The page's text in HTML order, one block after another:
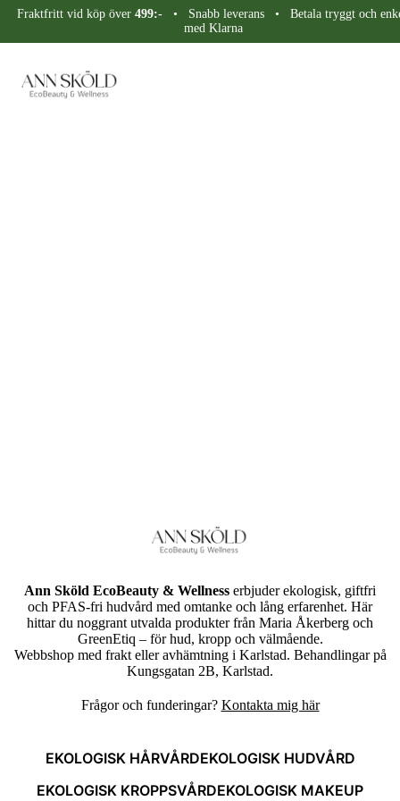
Fraktfritt vid köp över 499:-• Snabb leverans • Betala tryggt och
med Klarna
Ann Sköld EcoBeauty & Wellness erbjuder ekologisk, giftfri
och PFAS-fri hudvård med omtanke och lång erfarenhet. Här
hittar du noggrant utvalda produkter från Maria Åkerberg och
GreenEtiq – för hud, kropp och välmående.
Webbshop med frakt eller avhämtning i Karlstad. Behandlingar på
Kungsgatan 2B, Karlstad.
Frågor och funderingar? Kontakta mig här
EKOLOGISK HÅRVÅRDEKOLOGISK HUDVÅRD
EKOLOGISK KROPPSVÅRDEKOLOGISK MAKEUP